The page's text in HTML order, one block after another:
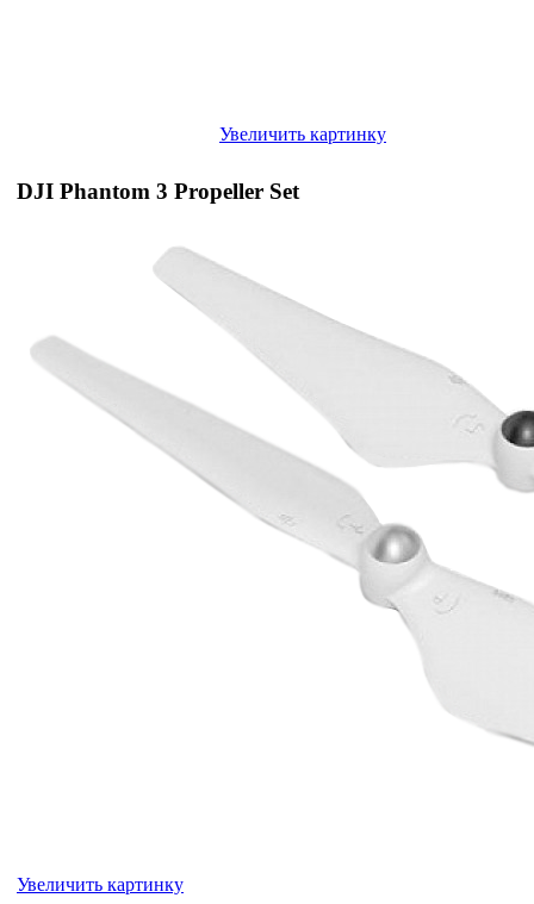
Увеличить картинку
DJI Phantom 3 Propeller Set
Увеличить картинку